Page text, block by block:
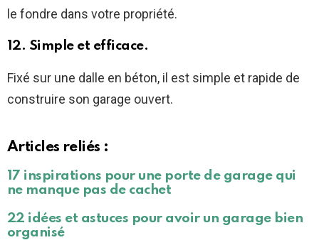
le fondre dans votre propriété.
12. Simple et efficace.
Fixé sur une dalle en béton, il est simple et rapide de
construire son garage ouvert.
Articles reliés :
17 inspirations pour une porte de garage qui
ne manque pas de cachet
22 idées et astuces pour avoir un garage bien
organisé